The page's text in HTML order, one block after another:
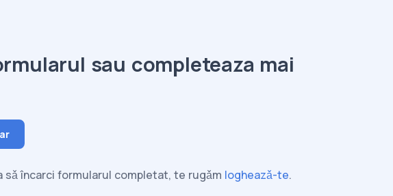
sau completeaza mai
sǎ încarci formularul completat, te rugǎm logheazǎ-te.